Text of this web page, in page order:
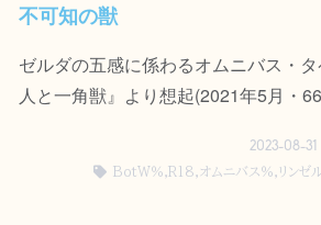
不可知の獣
ゼルダの五感に係わるオムニバス・
人と一角獣』より想起(2021年5月・
2023-08-31
BotW％ ,R18 オムニバス％ リンゼ